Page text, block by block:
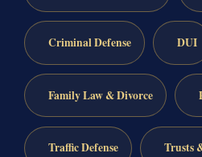
Criminal Defense DUI
Family Law & Divorce
Traffic Defense Trusts